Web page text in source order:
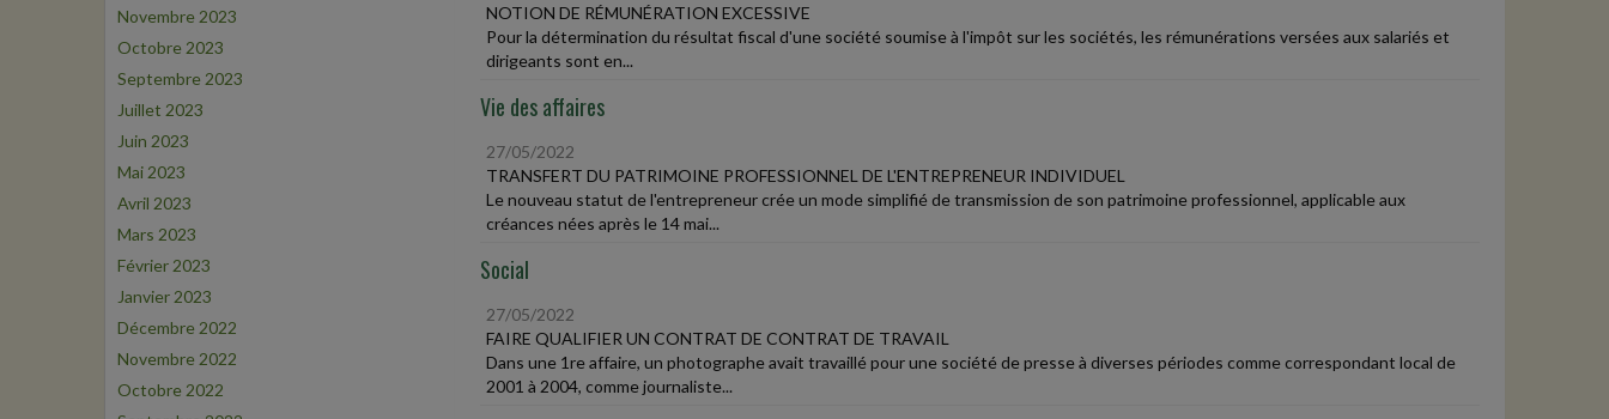
Novembre 2023
Octobre 2023
Septembre 2023
Juillet 2023
Juin 2023
Mai 2023
Avril 2023
Mars 2023
Février 2023
Janvier 2023
Décembre 2022
Novembre 2022
Octobre 2022
NOTION DE RÉMUNÉRATION EXCESSIVE
Pour la détermination du résultat fiscal d'une société soumise à l'impôt sur les sociétés, les rémunérations versées aux salariés et
dirigeants sont en...
Vie des affaires
27/05/2022
TRANSFERT DU PATRIMOINE PROFESSIONNEL DE L'ENTREPRENEUR INDIVIDUEL
Le nouveau statut de l'entrepreneur crée un mode simplifié de transmission de son patrimoine professionnel, applicable aux
créances nées après le 14 mai...
Social
27/05/2022
FAIRE QUALIFIER UN CONTRAT DE CONTRAT DE TRAVAIL
Dans une 1re affaire, un photographe avait travaillé pour une société de presse à diverses périodes comme correspondant local de
2001 à 2004, comme journaliste...